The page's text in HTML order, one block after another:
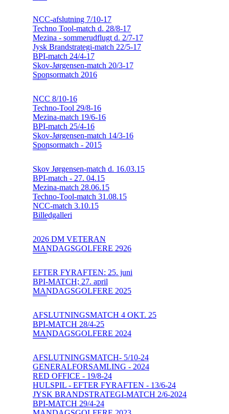
NCC-afslutning 7/10-17
Techno Tool-match d. 28/8-17
Mezina - sommerudflugt d. 2/7-17
Jysk Brandstrategi-match 22/5-17
BPI-match 24/4-17
Skov-Jørgensen-match 20/3-17
Sponsormatch 2016
NCC 8/10-16
Techno-Tool 29/8-16
Mezina-match 19/6-16
BPI-match 25/4-16
Skov-Jørgensen-match 14/3-16
Sponsormatch - 2015
Skov Jørgensen-match d. 16.03.15
BPI-match - 27. 04.15
Mezina-match 28.06.15
Techno-Tool-match 31.08.15
NCC-match 3.10.15
Billedgalleri
2026 DM VETERAN
MANDAGSGOLFERE 2926
EFTER FYRAFTEN: 25. juni
BPI-MATCH; 27. april
MANDAGSGOLFERE 2025
AFSLUTNINGSMATCH 4 OKT. 25
BPI-MATCH 28/4-25
MANDAGSGOLFERE 2024
AFSLUTNINGSMATCH- 5/10-24
GENERALFORSAMLING - 2024
RED OFFICE - 19/8-24
HULSPIL - EFTER FYRAFTEN - 13/6-24
JYSK BRANDSTRATEGI-MATCH 2/6-2024
BPI-MATCH 29/4-24